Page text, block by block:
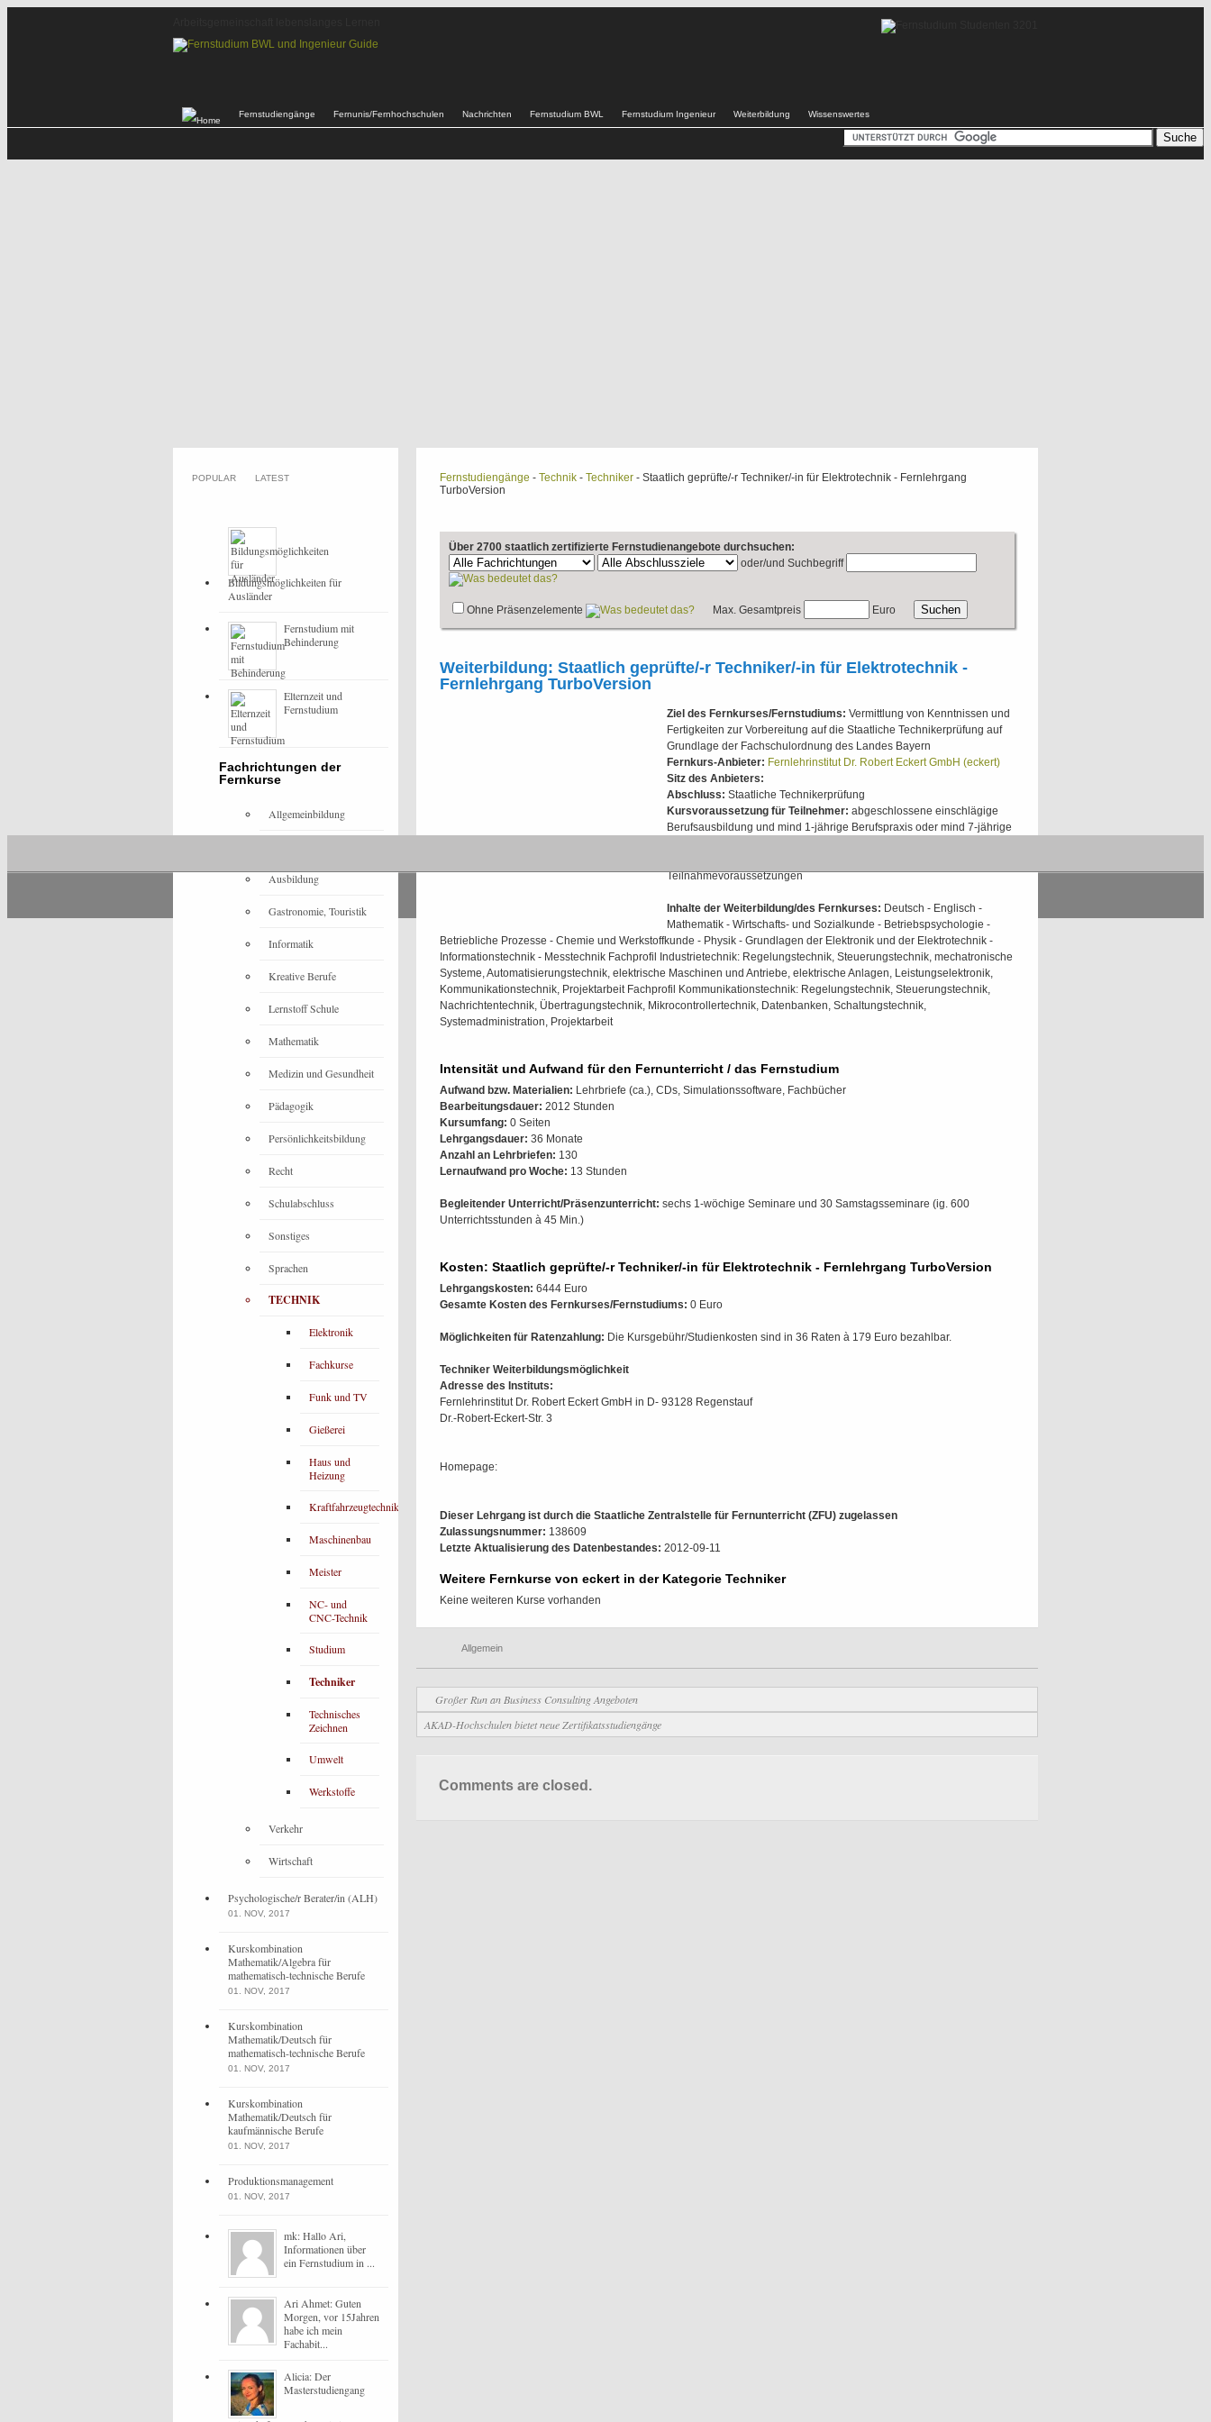
Fernstudiengänge Fernunis/Fernhochschulen Nachrichten Fernstudium BWL Fernstudium Ingenieur Weiterbildung Wissenswertes
Fernstudiengänge - Technik - Techniker - Staatlich geprüfte/-r Techniker/-in für Elektrotechnik - Fernlehrgang
TurboVersion
Über 2700 staatlich zertifizierte Fernstudienangebote durchsuchen:
oder/und Suchbegriff
Ohne Präsenzelemente Max. Gesamtpreis Euro
Weiterbildung: Staatlich geprüfte/-r Techniker/-in für Elektrotechnik -
Fernlehrgang TurboVersion
Ziel des Fernkurses/Fernstudiums: Vermittlung von Kenntnissen und
Fertigkeiten zur Vorbereitung auf die Staatliche Technikerprüfung auf
Grundlage der Fachschulordnung des Landes Bayern
Fernkurs-Anbieter: Fernlehrinstitut Dr. Robert Eckert GmbH (eckert)
Sitz des Anbieters:
Abschluss: Staatliche Technikerprüfung
Kursvoraussetzung für Teilnehmer: abgeschlossene einschlägige
Berufsausbildung und mind 1-jährige Berufspraxis oder mind 7-jährige
Teilnahmevoraussetzungen
Inhalte der Weiterbildung/des Fernkurses: Deutsch - Englisch -
Mathematik - Wirtschafts- und Sozialkunde - Betriebspsychologie -
Betriebliche Prozesse - Chemie und Werkstoffkunde - Physik - Grundlagen der Elektronik und der Elektrotechnik -
Informationstechnik - Messtechnik Fachprofil Industrietechnik: Regelungstechnik, Steuerungstechnik, mechatronische
Systeme, Automatisierungstechnik, elektrische Maschinen und Antriebe, elektrische Anlagen, Leistungselektronik,
Kommunikationstechnik, Projektarbeit Fachprofil Kommunikationstechnik: Regelungstechnik, Steuerungstechnik,
Nachrichtentechnik, Übertragungstechnik, Mikrocontrollertechnik, Datenbanken, Schaltungstechnik,
Systemadministration, Projektarbeit
Intensität und Aufwand für den Fernunterricht / das Fernstudium
Aufwand bzw. Materialien: Lehrbriefe (ca.), CDs, Simulationssoftware, Fachbücher
Bearbeitungsdauer: 2012 Stunden
Kursumfang: 0 Seiten
Lehrgangsdauer: 36 Monate
Anzahl an Lehrbriefen: 130
Lernaufwand pro Woche: 13 Stunden
Begleitender Unterricht/Präsenzunterricht: sechs 1-wöchige Seminare und 30 Samstagsseminare (ig. 600
Unterrichtsstunden à 45 Min.)
Kosten: Staatlich geprüfte/-r Techniker/-in für Elektrotechnik - Fernlehrgang TurboVersion
Lehrgangskosten: 6444 Euro
Gesamte Kosten des Fernkurses/Fernstudiums: 0 Euro
Möglichkeiten für Ratenzahlung: Die Kursgebühr/Studienkosten sind in 36 Raten à 179 Euro bezahlbar.
Techniker Weiterbildungsmöglichkeit
Adresse des Instituts:
Fernlehrinstitut Dr. Robert Eckert GmbH in D- 93128 Regenstauf
Dr.-Robert-Eckert-Str. 3
Homepage:
Dieser Lehrgang ist durch die Staatliche Zentralstelle für Fernunterricht (ZFU) zugelassen
Zulassungsnummer: 138609
Letzte Aktualisierung des Datenbestandes: 2012-09-11
Weitere Fernkurse von eckert in der Kategorie Techniker
Keine weiteren Kurse vorhanden
Allgemein
Großer Run an Business Consulting Angeboten
AKAD-Hochschulen bietet neue Zertifikatsstudiengänge
Comments are closed.
POPULAR LATEST
Bildungsmöglichkeiten für
Ausländer
Fernstudium mit
Behinderung
Elternzeit und
Fernstudium
Fachrichtungen der
Fernkurse
Allgemeinbildung
Ausbildung
Gastronomie, Touristik
Informatik
Kreative Berufe
Lernstoff Schule
Mathematik
Medizin und Gesundheit
Pädagogik
Persönlichkeitsbildung
Recht
Schulabschluss
Sonstiges
Sprachen
TECHNIK
Elektronik
Fachkurse
Funk und TV
Gießerei
Haus und
Heizung
Kraftfahrzeugtechnik
Maschinenbau
Meister
NC- und
CNC-Technik
Studium
Techniker
Technisches
Zeichnen
Umwelt
Werkstoffe
Verkehr
Wirtschaft
Psychologische/r Berater/in (ALH)
01. NOV, 2017
Kurskombination
Mathematik/Algebra für
mathematisch-technische Berufe
01. NOV, 2017
Kurskombination
Mathematik/Deutsch für
mathematisch-technische Berufe
01. NOV, 2017
Kurskombination
Mathematik/Deutsch für
kaufmännische Berufe
01. NOV, 2017
Produktionsmanagement
01. NOV, 2017
mk: Hallo Ari,
Informationen über
ein Fernstudium in ...
Ari Ahmet: Guten
Morgen, vor 15Jahren
habe ich mein
Fachabit...
Alicia: Der
Masterstudiengang